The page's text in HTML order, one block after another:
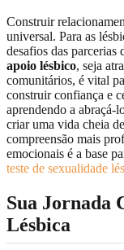
Construir
universal. Para as
desafios das parcerias
apoio lésbico, seja
comunitários, é vital
construir confiança e
aprendendo a abraçá-
criar uma vida cheia
compreensão mais
emocionais é a base
teste de sexualidade
Sua Jornada
Lésbica